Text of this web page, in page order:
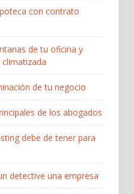
con contrato
de tu oficina y
de tu negocio
de los abogados
debe de tener para
detective una empresa